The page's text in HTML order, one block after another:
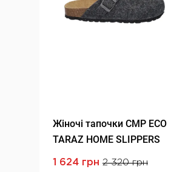
Жіночі тапочки CMP ECO
TARAZ HOME SLIPPERS
1 624 грн 2 320 грн